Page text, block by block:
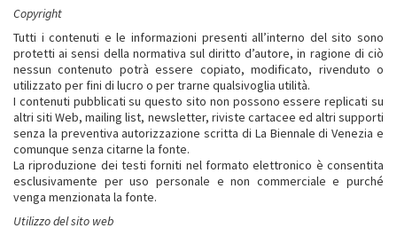
Copyright
Tutti i contenuti e le informazioni presenti all’interno del sito sono
protetti ai sensi della normativa sul diritto d’autore, in ragione di ciò
nessun contenuto potrà essere copiato, modificato, rivenduto o
utilizzato per fini di lucro o per trarne qualsivoglia utilità.
I contenuti pubblicati su questo sito non possono essere replicati su
altri siti Web, mailing list, newsletter, riviste cartacee ed altri supporti
senza la preventiva autorizzazione scritta di La Biennale di Venezia e
comunque senza citarne la fonte.
La riproduzione dei testi forniti nel formato elettronico è consentita
esclusivamente per uso personale e non commerciale e purché
venga menzionata la fonte.
Utilizzo del sito web